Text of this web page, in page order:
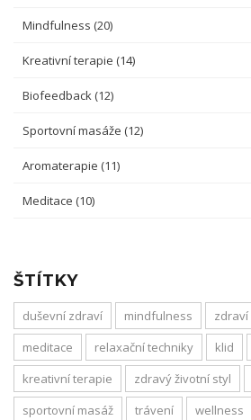
Mindfulness (20)
Kreativní terapie (14)
Biofeedback (12)
Sportovní masáže (12)
Aromaterapie (11)
Meditace (10)
ŠTÍTKY
duševní zdraví mindfulness zdraví
meditace
relaxační techniky klid
kreativní terapie
zdravý životní styl
sportovní masáž
trávení wellness